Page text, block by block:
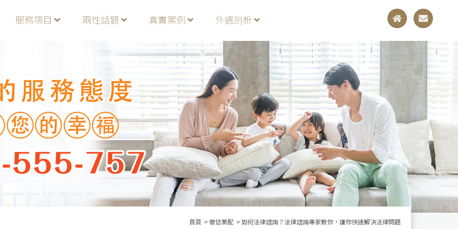
服務項目 兩性話題 真實案例 外遇剖析
首頁 徵信業配 如何法律諮詢？法律諮詢專家教你，讓你快速解決法律問題